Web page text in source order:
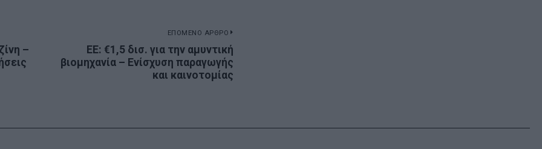
–
ΕΠΟΜΕΝΟ ΑΡΘΡΟ
Next
post:
ΕΕ: €1,5 δισ. για την αμυντική
βιομηχανία – Ενίσχυση παραγωγής
και καινοτομίας